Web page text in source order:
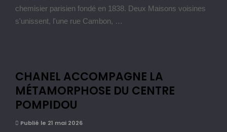
chemisier parisien fondé en 1838. Deux Maisons voisines
s'unissent, l'une rue Cambon, …
CHANEL ACCOMPAGNE LA
MÉTAMORPHOSE DU CENTRE
POMPIDOU
Publié le 21 mai 2026